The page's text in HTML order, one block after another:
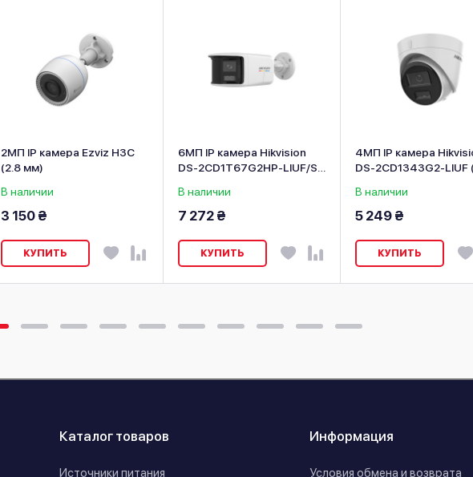
2МП IP камера Ezviz H3C
(2.8 мм)
В наличии
3 150 ₴
КУПИТЬ
6МП IP камера Hikvision
DS-2CD1T67G2HP-LIUF/SL
В наличии
7 272 ₴
КУПИТЬ
4МП IP камера
DS-2CD1343G2-LIUF
В наличии
5 249 ₴
КУПИТЬ
Каталог товаров
Источники питания
Информация
Условия обмена и возврата